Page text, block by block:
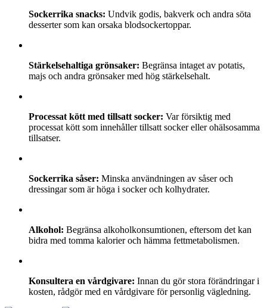
Sockerrika snacks: Undvik godis, bakverk och andra söta
desserter som kan orsaka blodsockertoppar.
Stärkelsehaltiga grönsaker: Begränsa intaget av potatis,
majs och andra grönsaker med hög stärkelsehalt.
Processat kött med tillsatt socker: Var försiktig med
processat kött som innehåller tillsatt socker eller ohälsosamma
tillsatser.
Sockerrika såser: Minska användningen av såser och
dressingar som är höga i socker och kolhydrater.
Alkohol: Begränsa alkoholkonsumtionen, eftersom det kan
bidra med tomma kalorier och hämma fettmetabolismen.
Konsultera en vårdgivare: Innan du gör stora förändringar i
kosten, rådgör med en vårdgivare för personlig vägledning.